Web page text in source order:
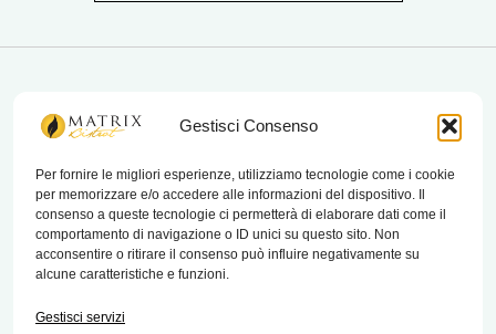
Gestisci Consenso
Per fornire le migliori esperienze, utilizziamo tecnologie come i cookie
per memorizzare e/o accedere alle informazioni del dispositivo. Il
consenso a queste tecnologie ci permetterà di elaborare dati come il
comportamento di navigazione o ID unici su questo sito. Non
acconsentire o ritirare il consenso può influire negativamente su
alcune caratteristiche e funzioni.
Gestisci servizi
matrix bistrot
Chi Siamo
Contatti
Termini e condizioni di vendita e reso